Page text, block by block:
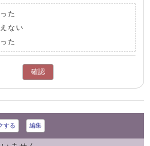
た
ない
た
確認
する 編集